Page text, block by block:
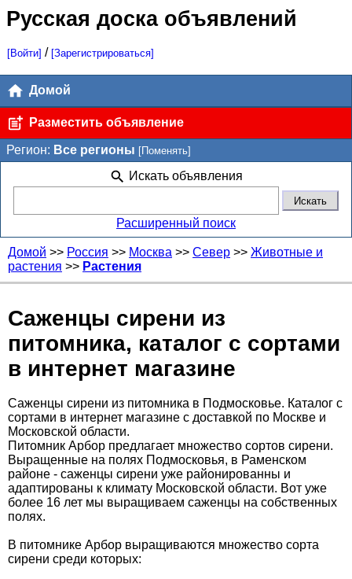
Русская доска объявлений
[Войти] / [Зарегистрироваться]
Домой
Разместить объявление
Регион: Все регионы [Поменять]
Искать объявления
Расширенный поиск
Домой >> Россия >> Москва >> Север >> Животные и
растения >> Растения
Саженцы сирени из
питомника, каталог с сортами
в интернет магазине
Саженцы сирени из питомника в Подмосковье. Каталог с
сортами в интернет магазине с доставкой по Москве и
Московской области.
Питомник Арбор предлагает множество сортов сирени.
Выращенные на полях Подмосковья, в Раменском
районе - саженцы сирени уже районированны и
адаптированы к климату Московской области. Вот уже
более 16 лет мы выращиваем саженцы на собственных
полях.
В питомнике Арбор выращиваются множество сорта
сирени среди которых: